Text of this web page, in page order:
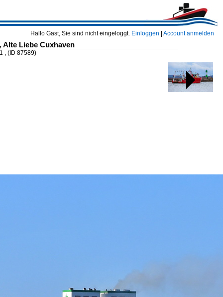
Hallo Gast, Sie sind nicht eingeloggt. Einloggen Account anmelden
Alte Liebe Cuxhaven
, (ID 87589)